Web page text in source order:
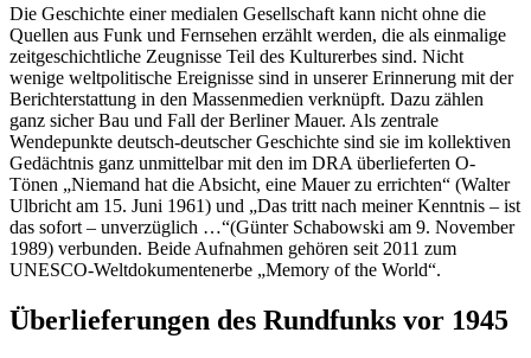
Die Geschichte einer medialen Gesellschaft kann nicht ohne die
Quellen aus Funk und Fernsehen erzählt werden, die als einmalige
zeitgeschichtliche Zeugnisse Teil des Kulturerbes sind. Nicht
wenige weltpolitische Ereignisse sind in unserer Erinnerung mit der
Berichterstattung in den Massenmedien verknüpft. Dazu zählen
ganz sicher Bau und Fall der Berliner Mauer. Als zentrale
Wendepunkte deutsch-deutscher Geschichte sind sie im kollektiven
Gedächtnis ganz unmittelbar mit den im DRA überlieferten O-
Tönen „Niemand hat die Absicht, eine Mauer zu errichten“ (Walter
Ulbricht am 15. Juni 1961) und „Das tritt nach meiner Kenntnis – ist
das sofort – unverzüglich …“(Günter Schabowski am 9. November
1989) verbunden. Beide Aufnahmen gehören seit 2011 zum
UNESCO-Weltdokumentenerbe „Memory of the World“.
Überlieferungen des Rundfunks vor 1945